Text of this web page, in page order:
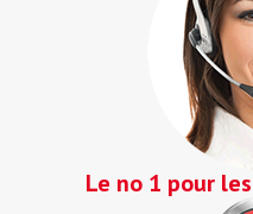
Le no 1 pour